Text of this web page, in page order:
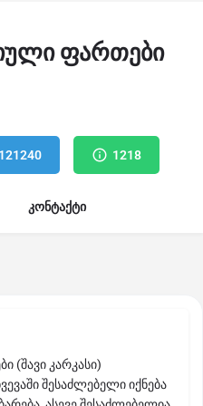
ფართები
1218
კონტაქტი
(შავი კარკასი)
შესაძლებელი იქნება